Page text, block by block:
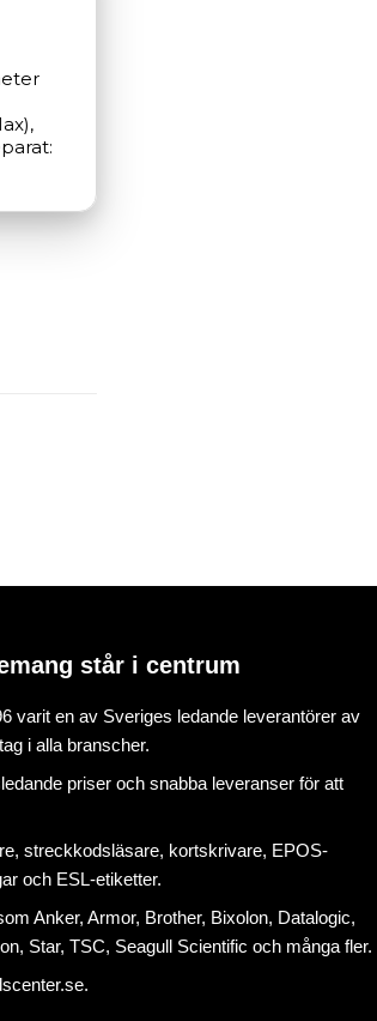
står i centrum
varit en av Sveriges ledande leverantörer av
i alla branscher.
priser och snabba leveranser för att
, streckkodsläsare, kortskrivare, EPOS-
och ESL-etiketter.
Anker, Armor, Brother, Bixolon, Datalogic,
Star, TSC, Seagull Scientific och många fler.
.